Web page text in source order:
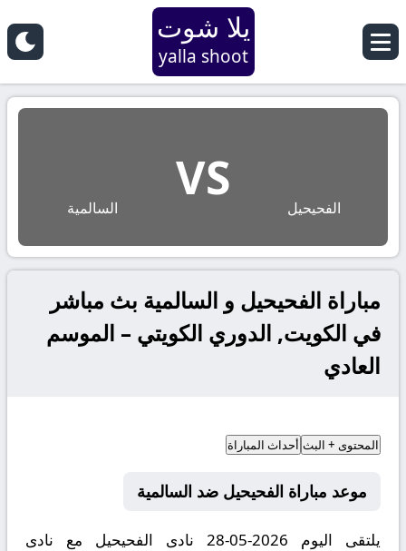
يلا شوت
yalla shoot
الفحيحيل
VS
السالمية
مباراة الفحيحيل و السالمية بث مباشر
في الكويت, الدوري الكويتي – الموسم
العادي
المحتوى + البث أحداث المباراة
موعد مباراة الفحيحيل ضد السالمية
يلتقى اليوم 2026-05-28 نادى الفحيحيل مع نادى